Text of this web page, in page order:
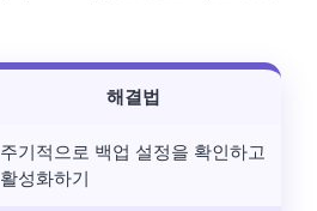
해결법
주기적으로 백업 설정을 확인하고
활성화하기